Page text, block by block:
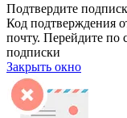
Подтвердите
Код подтверждения
почту. Перейдите по
подписки
Закрыть окно